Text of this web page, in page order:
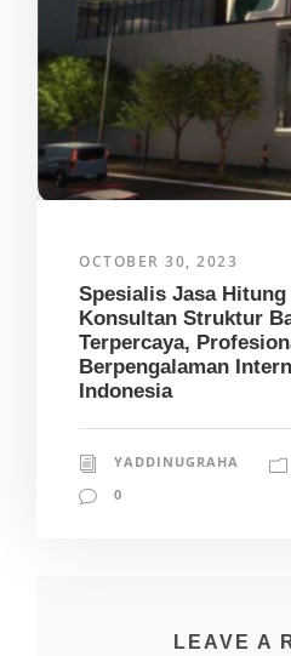
OCTOBER 30, 2023
Spesialis Jasa Hitung
Konsultan Struktur
Terpercaya,
Berpengalaman
Indonesia
YADDINUGRAHA
0
LEAVE A